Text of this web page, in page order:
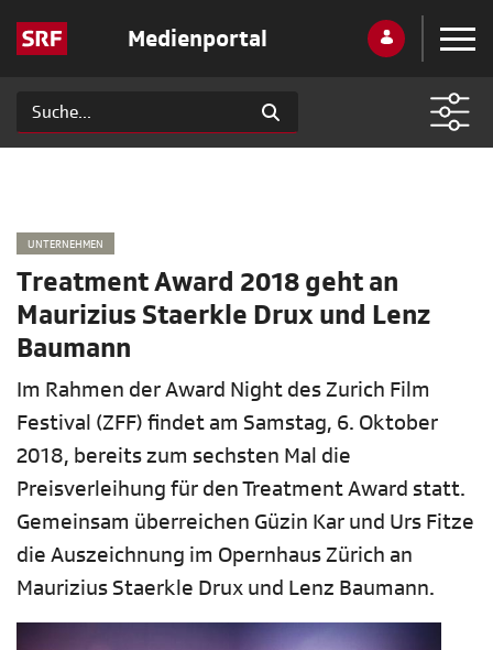
Medienportal
UNTERNEHMEN
Treatment Award 2018 geht an
Maurizius Staerkle Drux und Lenz
Baumann
Im Rahmen der Award Night des Zurich Film
Festival (ZFF) findet am Samstag, 6. Oktober
2018, bereits zum sechsten Mal die
Preisverleihung für den Treatment Award statt.
Gemeinsam überreichen Güzin Kar und Urs Fitze
die Auszeichnung im Opernhaus Zürich an
Maurizius Staerkle Drux und Lenz Baumann.